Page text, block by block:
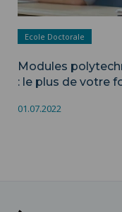
Ecole Doctorale
Modules
: le plus de votre
01.07.2022